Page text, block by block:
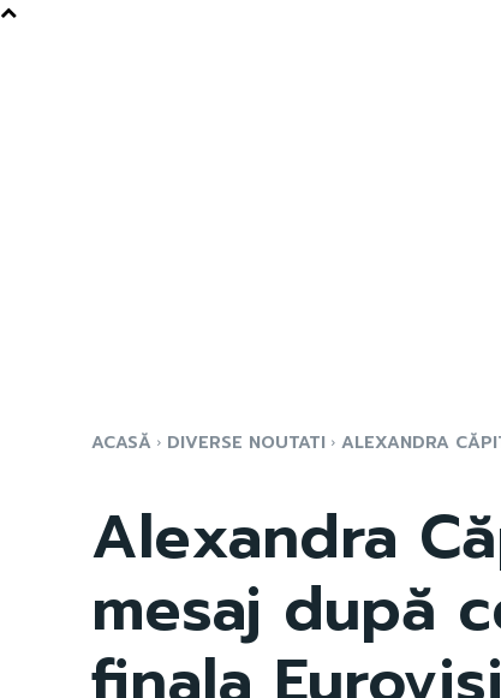
ACASĂ DIVERSE NOUTATI ALEXANDRA
Alexandra
mesaj după